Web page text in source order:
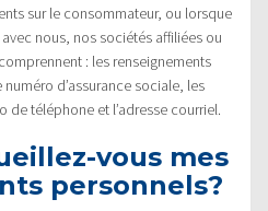
sur le consommateur, ou lorsque
nous, nos sociétés affiliées ou
: les renseignements
d’assurance sociale, les
téléphone et l’adresse courriel.
vous mes
personnels?